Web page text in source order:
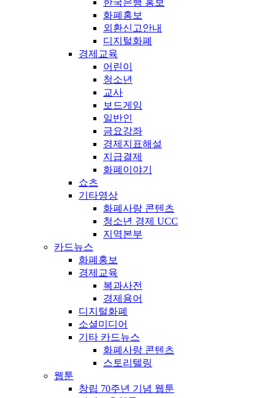
한국은행 홍보
화폐홍보
외환신고안내
디지털화폐
경제교육
어린이
청소년
교사
보드게임
일반인
금요강좌
경제지표해설
지급결제
화폐이야기
쇼츠
기타영상
화폐사랑 콘텐츠
청소년 경제 UCC
지역본부
카드뉴스
화폐홍보
경제교육
복과사전
경제용어
디지털화폐
소셜미디어
기타 카드뉴스
화폐사랑 콘텐츠
스토리텔링
웹툰
창립 70주년 기념 웹툰